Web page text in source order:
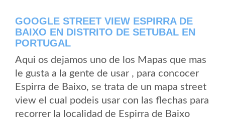
GOOGLE STREET VIEW ESPIRRA DE
BAIXO EN DISTRITO DE SETUBAL EN
PORTUGAL
Aqui os dejamos uno de los Mapas que mas
le gusta a la gente de usar , para concocer
Espirra de Baixo, se trata de un mapa street
view el cual podeis usar con las flechas para
recorrer la localidad de Espirra de Baixo